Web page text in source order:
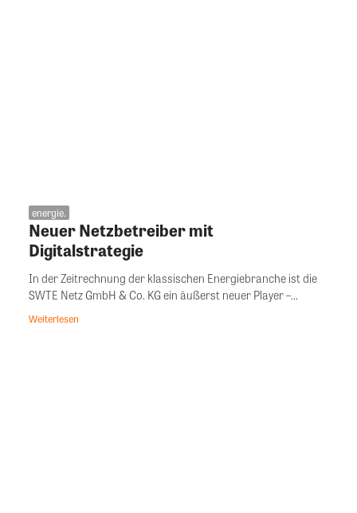
energie.
Neuer Netzbetreiber mit
Digitalstrategie
In der Zeitrechnung der klassischen Energiebranche ist die
SWTE Netz GmbH & Co. KG ein äußerst neuer Player –...
Weiterlesen